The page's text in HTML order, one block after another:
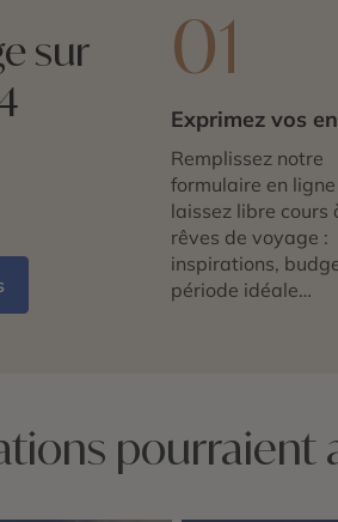
sur
01
Exprimez vos
Remplissez notre
formulaire en
laissez libre cours
rêves de voyage :
inspirations,
période idéale…
pourraient